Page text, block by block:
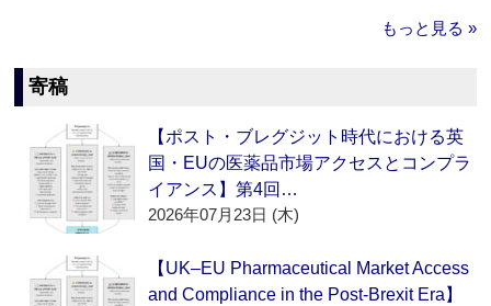
もっと見る »
寄稿
【ポスト・ブレグジット時代における英
国・EUの医薬品市場アクセスとコンプラ
イアンス】第4回…
2026年07月23日 (木)
【UK–EU Pharmaceutical Market Access
and Compliance in the Post-Brexit Era】